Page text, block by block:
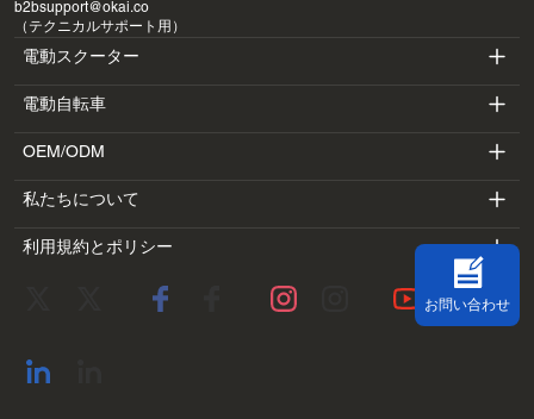
b2bsupport@okai.co
（テクニカルサポート用）
電動スクーター
ES400A
ES410
ES600P
電動自転車
EB100B
EB300
EB100B V3
OEM/ODM
SV3
BV5
私たちについて
導入
利用規約とポリシー
お問い合わせ